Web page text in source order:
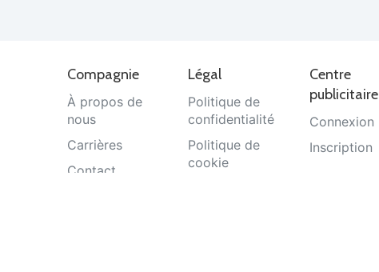
Compagnie
À propos de
nous
Carrières
Contact
Légal
Politique de
confidentialité
Politique de
cookie
Centre
publicitaire
Connexion
Inscription